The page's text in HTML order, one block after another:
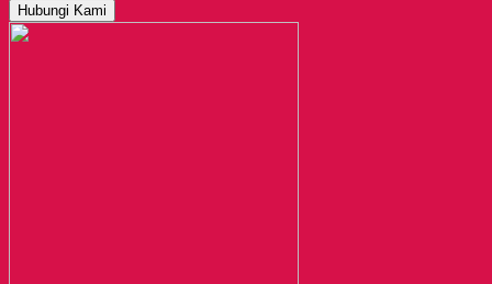
Hubungi Kami